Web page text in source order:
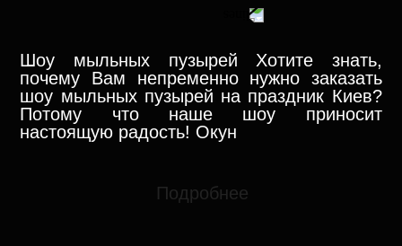
Шоу мыльных пузырей Хотите знать,
почему Вам непременно нужно заказать
шоу мыльных пузырей на праздник Киев?
Потому что наше шоу приносит
настоящую радость! Окун
Подробнее